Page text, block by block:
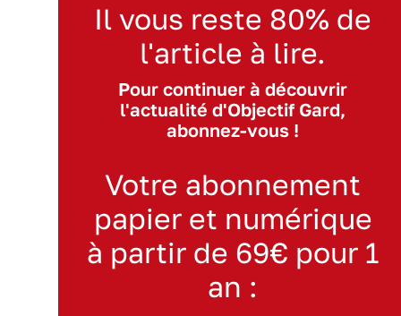
Il vous reste 80% de
l'article à lire.
Pour continuer à découvrir
l'actualité d'Objectif Gard,
abonnez-vous !
Votre abonnement
papier et numérique
à partir de 69€ pour 1
an :